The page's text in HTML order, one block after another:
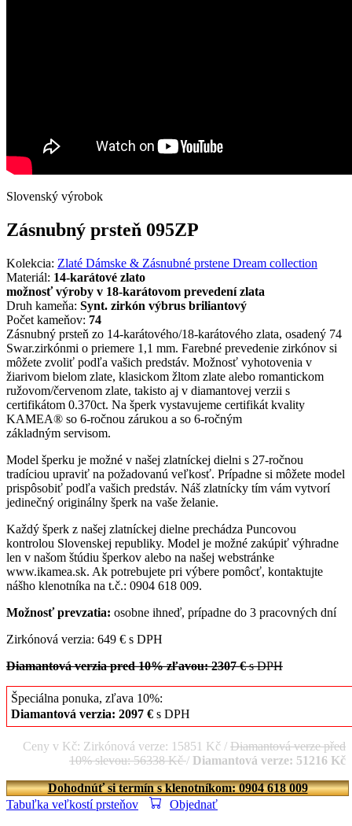
Slovenský výrobok
Zásnubný prsteň 095ZP
Kolekcia: Zlaté Dámske & Zásnubné prstene Dream collection
Materiál: 14-karátové zlato
možnosť výroby v 18-karátovom prevedení zlata
Druh kameňa: Synt. zirkón výbrus briliantový
Počet kameňov: 74
Zásnubný prsteň zo 14-karátového/18-karátového zlata, osadený 74
Swar.zirkónmi o priemere 1,1 mm. Farebné prevedenie zirkónov si
môžete zvoliť podľa vašich predstáv. Možnosť vyhotovenia v
žiarivom bielom zlate, klasickom žltom zlate alebo romantickom
ružovom/červenom zlate, takisto aj v diamantovej verzii s
certifikátom 0.370ct. Na šperk vystavujeme certifikát kvality
KAMEA® so 6-ročnou zárukou a so 6-ročným
základným servisom.
Model šperku je možné v našej zlatníckej dielni s 27-ročnou
tradíciou upraviť na požadovanú veľkosť. Prípadne si môžete model
prispôsobiť podľa vašich predstáv. Náš zlatnícky tím vám vytvorí
jedinečný originálny šperk na vaše želanie.
Každý šperk z našej zlatníckej dielne prechádza Puncovou
kontrolou Slovenskej republiky. Model je možné zakúpiť výhradne
len v našom štúdiu šperkov alebo na našej webstránke
www.ikamea.sk. Ak potrebujete pri výbere pomôcť, kontaktujte
nášho klenotníka na t.č.: 0904 618 009.
Možnosť prevzatia: osobne ihneď, prípadne do 3 pracovných dní
Zirkónová verzia: 649 € s DPH
Diamantová verzia pred 10% zľavou: 2307 €s DPH
Špeciálna ponuka, zľava 10%:
Diamantová verzia: 2097 € s DPH
Ceny v Kč: Zirkónová verze: 15851 Kč / Diamantová verze před
10% slevou: 56338 Kč/ Diamantová verze: 51216 Kč
Dohodnúť si termín s klenotníkom: 0904 618 009
Tabuľka veľkostí prsteňov
Objednať